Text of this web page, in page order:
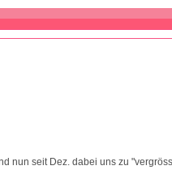
nun seit Dez. dabei uns zu